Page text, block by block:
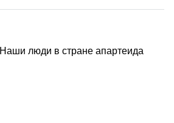
Наши люди в стране апартеида